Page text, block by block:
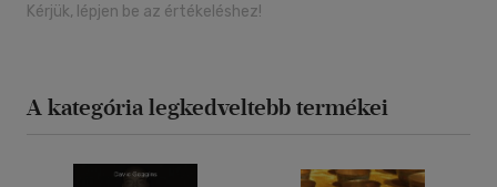
Kérjük, lépjen be az értékeléshez!
A kategória legkedveltebb termékei